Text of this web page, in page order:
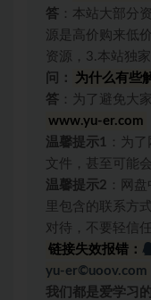
答 ：本站大部分
源是高价购来低
资源，3.本站独
问：
为什么有些
答 ：为了避免大
www.yu-er.com
温馨提示1
：为
文件，甚至可能
温馨提示2 ：网
里包含的联系方
对待，不要轻信
链接失效报错：
yu-er©uoov.com
我们都是爱学习